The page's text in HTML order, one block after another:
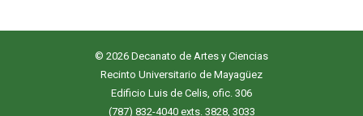
© 2026 Decanato de Artes y Ciencias
Recinto Universitario de Mayagüez
Edificio Luis de Celis, ofic. 306
(787) 832-4040 exts. 3828, 3033